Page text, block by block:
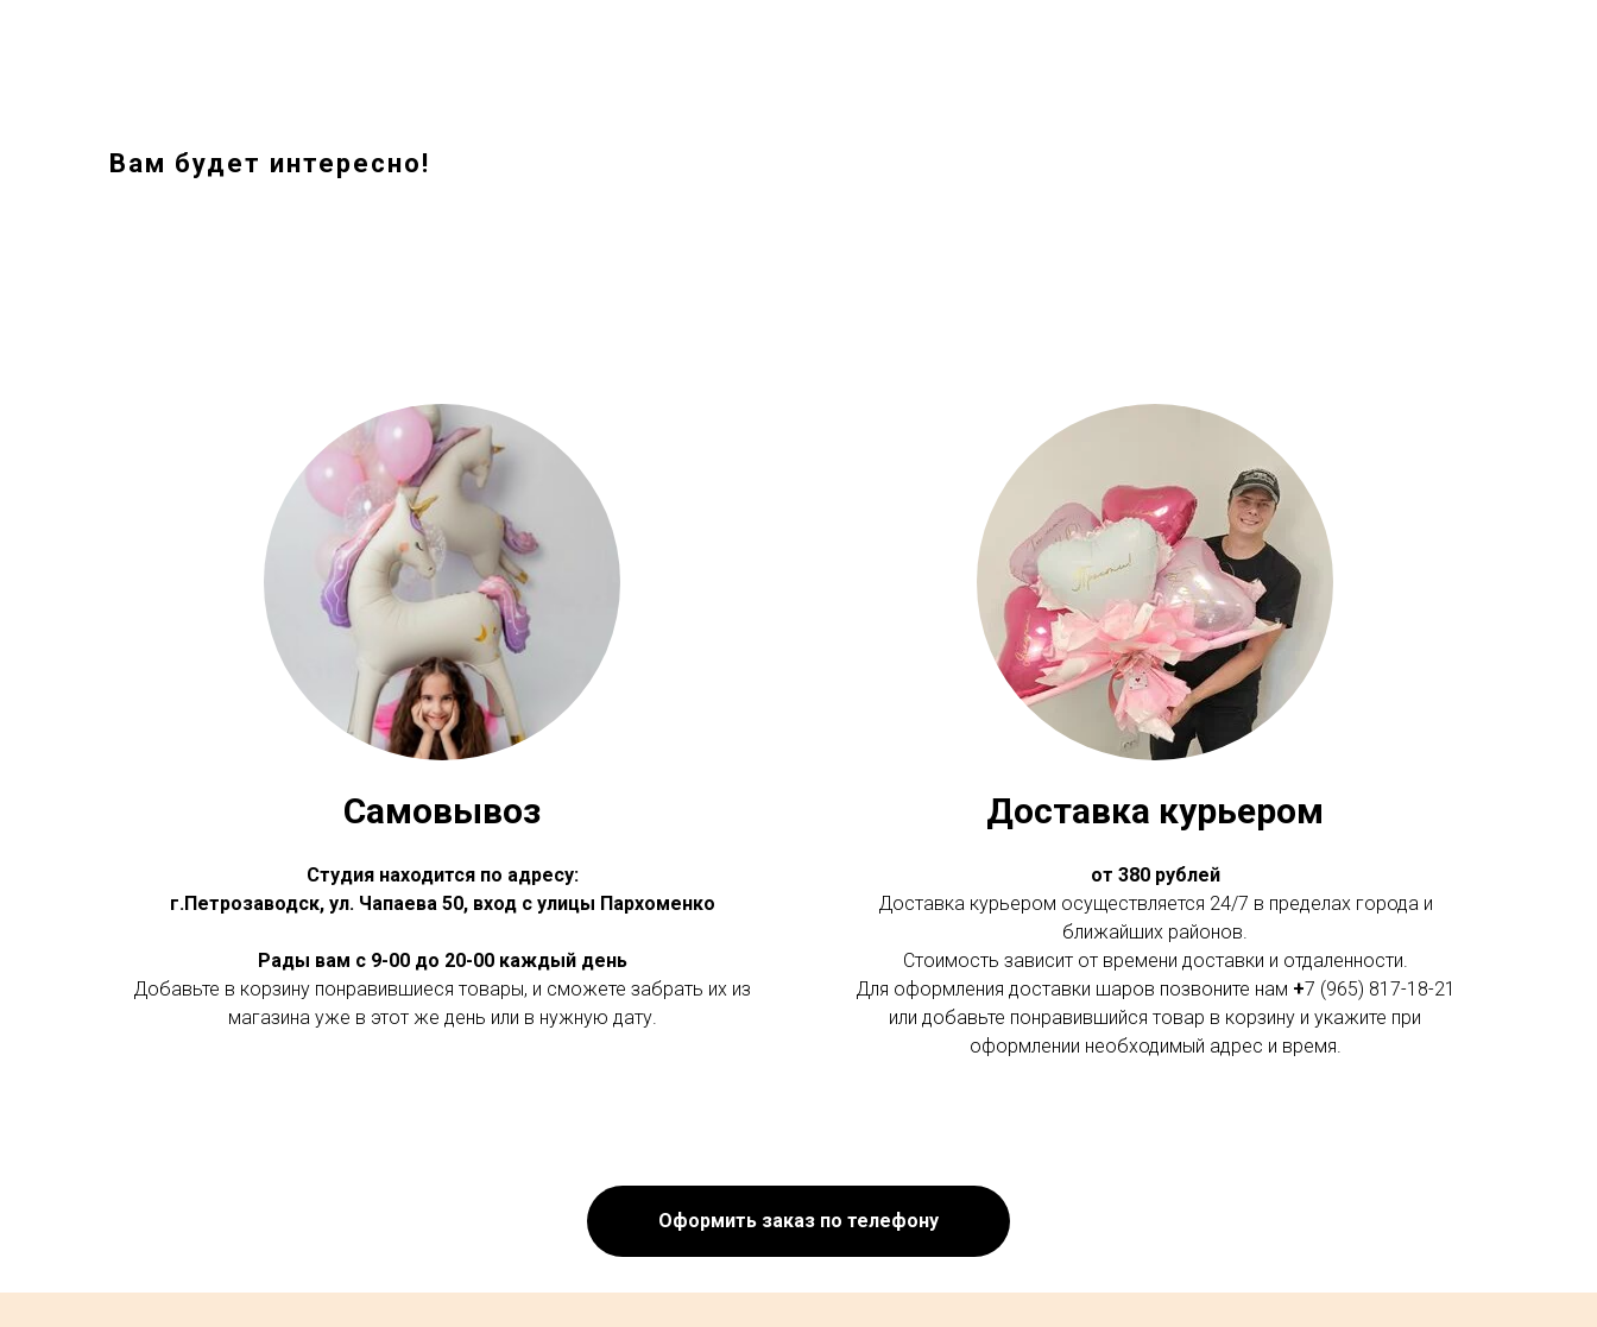
Вам будет интересно!
Самовывоз
Студия находится по адресу:
г.Петрозаводск, ул. Чапаева 50, вход с улицы Пархоменко
Рады вам с 9-00 до 20-00 каждый день
Добавьте в корзину понравившиеся товары, и сможете забрать их из
магазина уже в этот же день или в нужную дату.
Доставка курьером
от 380 рублей
Доставка курьером осуществляется 24/7 в пределах города и
ближайших районов.
Стоимость зависит от времени доставки и отдаленности.
Для оформления доставки шаров позвоните нам +7 (965) 817-18-21
или добавьте понравившийся товар в корзину и укажите при
оформлении необходимый адрес и время.
Оформить заказ по телефону